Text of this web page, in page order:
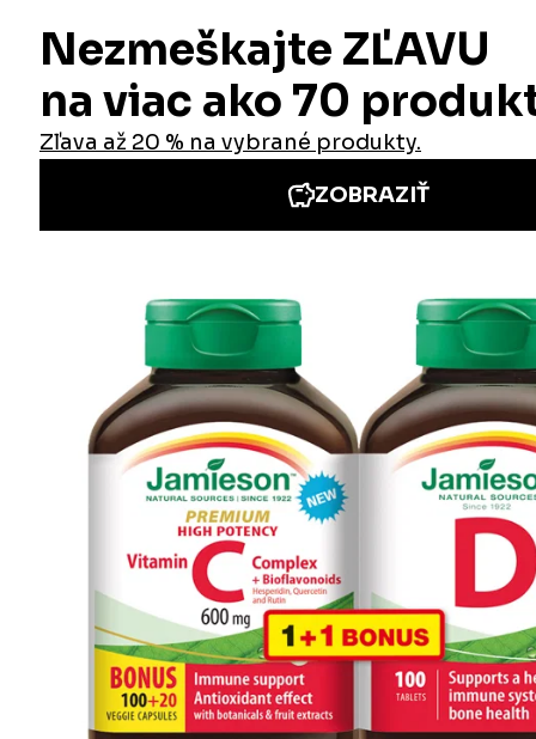
Iné stránky Jamieson
Prihlásenie do newslettra
Zadaním emailovej adresy a odoslaním formulára udeľujete svoj súhlas so
spracovaním osobných údajov na účely marketingu. Pre bližšie informácie
o spracovaní osobných údajov pozrite stránku Informácie o spracovaní
osobných údajov.
Zásady ochrany osobných údajov >>|Nastavenie súborov cookies